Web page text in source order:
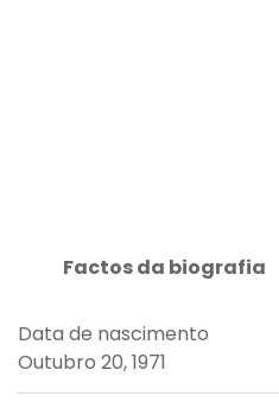
Factos da biografia
Data de nascimento
Outubro 20, 1971